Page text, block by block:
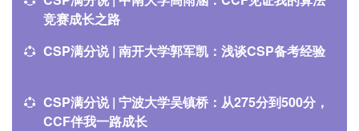
竞赛成长之路
CSP满分说 | 南开大学郭军凯：浅谈CSP备考经验
CSP满分说 | 宁波大学吴镇桥：从275分到500分，
CCF伴我一路成长